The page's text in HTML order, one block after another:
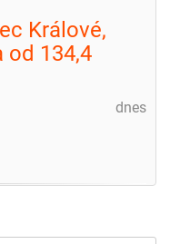
Králové,
od 134,4
dnes